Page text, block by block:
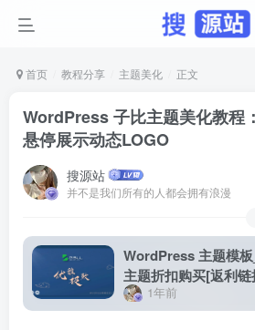
首页 教程分享 主题美化 正文
WordPress 子比主题美化教程
悬停展示动态LOGO
搜源站
并不是我们所有的人都会拥有浪漫
WordPress 主题模
主题折扣购买[返利链
1年前